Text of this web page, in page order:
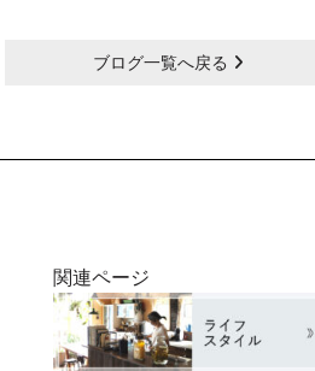
ブログ一覧へ戻る
関連ページ